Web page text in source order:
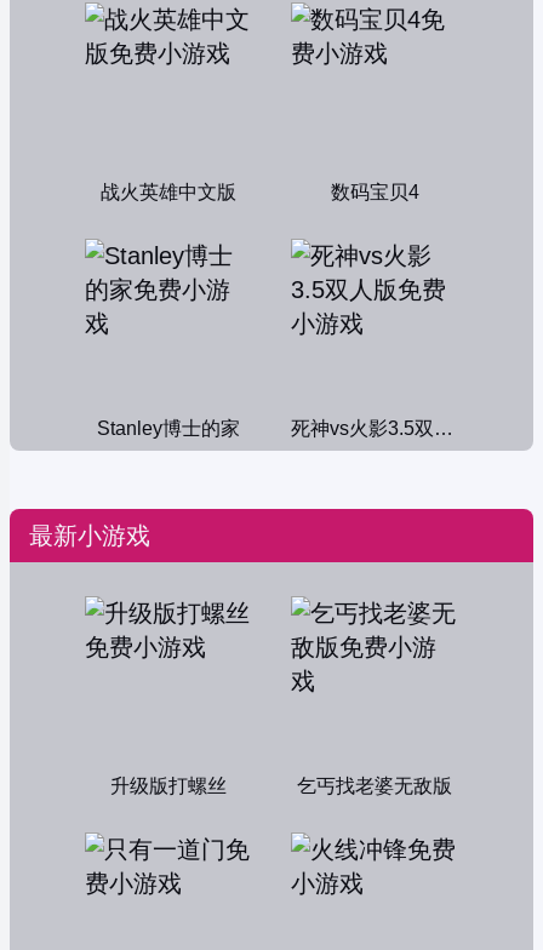
战火英雄中文版 数码宝贝4
Stanley博士的家 死神vs火影3.5双人版
最新小游戏
升级版打螺丝 乞丐找老婆无敌版